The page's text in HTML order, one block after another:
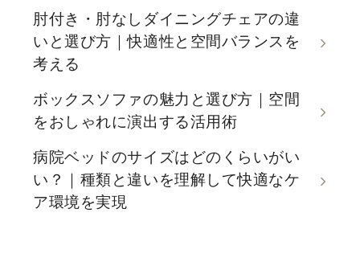
肘付き・肘なしダイニングチェアの違
いと選び方｜快適性と空間バランスを
考える
ボックスソファの魅力と選び方｜空間
をおしゃれに演出する活用術
病院ベッドのサイズはどのくらいがい
い？｜種類と違いを理解して快適なケ
ア環境を実現